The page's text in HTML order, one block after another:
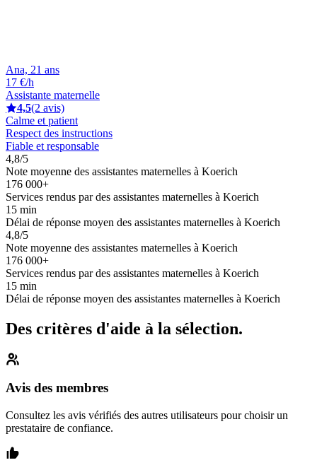
Ana, 21 ans
17 €/h
Assistante maternelle
4,5(2 avis)
Calme et patient
Respect des instructions
Fiable et responsable
4,8/5
Note moyenne des assistantes maternelles à Koerich
176 000+
Services rendus par des assistantes maternelles à Koerich
15 min
Délai de réponse moyen des assistantes maternelles à Koerich
4,8/5
Note moyenne des assistantes maternelles à Koerich
176 000+
Services rendus par des assistantes maternelles à Koerich
15 min
Délai de réponse moyen des assistantes maternelles à Koerich
Des critères d'aide à la sélection.
Avis des membres
Consultez les avis vérifiés des autres utilisateurs pour choisir un
prestataire de confiance.